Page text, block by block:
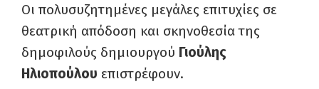
Οι πολυσυζητημένες μεγάλες επιτυχίες σε
θεατρική απόδοση και σκηνοθεσία της
δημοφιλούς δημιουργού Γιούλης
Ηλιοπούλου επιστρέφουν.